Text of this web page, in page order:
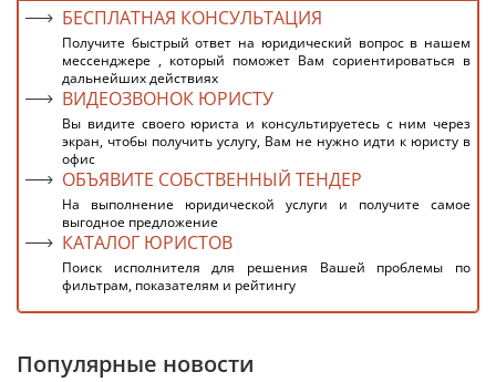
БЕСПЛАТНАЯ КОНСУЛЬТАЦИЯ
Получите быстрый ответ на юридический вопрос в нашем
мессенджере , который поможет Вам сориентироваться в
дальнейших действиях
ВИДЕОЗВОНОК ЮРИСТУ
Вы видите своего юриста и консультируетесь с ним через
экран, чтобы получить услугу, Вам не нужно идти к юристу в
офис
ОБЪЯВИТЕ СОБСТВЕННЫЙ ТЕНДЕР
На выполнение юридической услуги и получите самое
выгодное предложение
КАТАЛОГ ЮРИСТОВ
Поиск исполнителя для решения Вашей проблемы по
фильтрам, показателям и рейтингу
Популярные новости